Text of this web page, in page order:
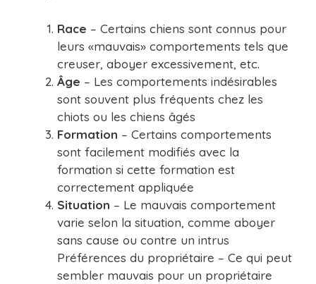
Race – Certains chiens sont connus pour
leurs «mauvais» comportements tels que
creuser, aboyer excessivement, etc.
Âge – Les comportements indésirables
sont souvent plus fréquents chez les
chiots ou les chiens âgés
Formation – Certains comportements
sont facilement modifiés avec la
formation si cette formation est
correctement appliquée
Situation – Le mauvais comportement
varie selon la situation, comme aboyer
sans cause ou contre un intrus
Préférences du propriétaire – Ce qui peut
sembler mauvais pour un propriétaire